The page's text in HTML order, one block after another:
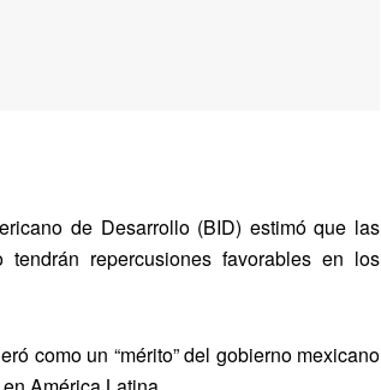
de Desarrollo (BID) estimó que las
tendrán repercusiones favorables en los
como un “mérito” del gobierno mexicano